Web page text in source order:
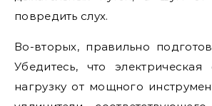
повредить слух.
Во-вторых, правильно
Убедитесь, что
нагрузку от мощного